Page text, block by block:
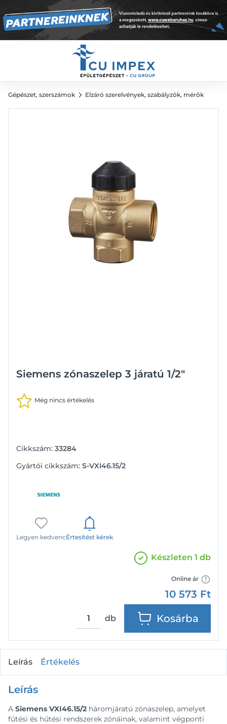
Gépészet, szerszámok Elzáró szerelvények, szabályzók, mérők
Siemens zónaszelep 3 járatú 1/2"
Még nincs értékelés
Cikkszám: 33284
Gyártói cikkszám: S-VXI46.15/2
Legyen kedvencÉrtesítést kérek
Készleten 1 db
Online ár
10 573 Ft
db Kosárba
10 573 Ft
Leírás Értékelés
Leírás
A Siemens VXI46.15/2 háromjáratú zónaszelep, amelyet
fűtési és hűtési rendszerek zónáinak, valamint végponti